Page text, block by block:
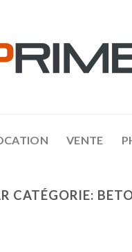
VENTE
CATÉGORIE: